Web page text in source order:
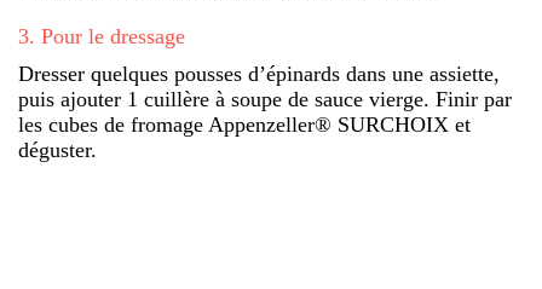
3. Pour le dressage
Dresser quelques pousses d’épinards dans une assiette,
puis ajouter 1 cuillère à soupe de sauce vierge. Finir par
les cubes de fromage Appenzeller® SURCHOIX et
déguster.